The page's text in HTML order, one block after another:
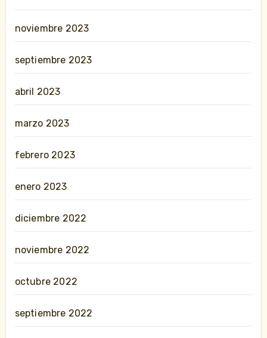
noviembre 2023
septiembre 2023
abril 2023
marzo 2023
febrero 2023
enero 2023
diciembre 2022
noviembre 2022
octubre 2022
septiembre 2022